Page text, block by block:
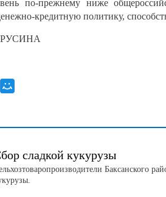
по‑прежнему ниже
политику,
РУСИНА
сладкой кукурузы
Баксанского